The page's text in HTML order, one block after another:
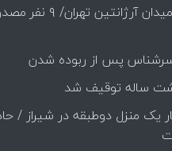
سقوط آسانسور در میدان آرژانتین
پس از ربوده شدن
ساله توقیف شد
یک منزل دوطبقه در شیراز /